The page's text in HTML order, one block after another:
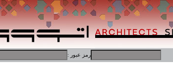
رمز عبور :